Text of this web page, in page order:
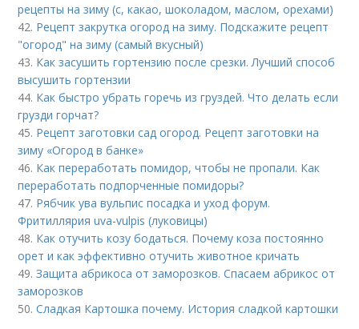
рецепты на зиму (с, какао, шоколадом, маслом, орехами)
42. Рецепт закрутка огород на зиму. Подскажите рецепт
"огород" на зиму (самый вкусный)
43. Как засушить гортензию после срезки. Лучший способ
высушить гортензии
44. Как быстро убрать горечь из груздей. Что делать если
грузди горчат?
45. Рецепт заготовки сад огород. Рецепт заготовки на
зиму «Огород в банке»
46. Как переработать помидор, чтобы не пропали. Как
переработать подпорченные помидоры?
47. Рябчик ува вульпис посадка и уход форум.
Фритиллярия uva-vulpis (луковицы)
48. Как отучить козу бодаться. Почему коза постоянно
орет и как эффективно отучить животное кричать
49.Защита абрикоса от заморозков. Спасаем абрикос от
заморозков
50.Сладкая Картошка почему. История сладкой картошки